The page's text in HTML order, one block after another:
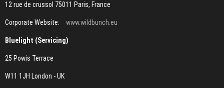
12 rue de crussol 75011 Paris, France
Corporate Website: www.wildbunch.eu
Bluelight (Servicing)
25 Powis Terrace
W11 1JH London - UK